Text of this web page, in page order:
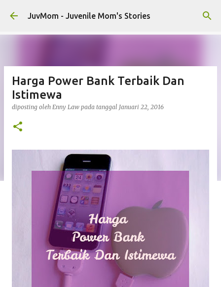
Langsung ke konten utama
JuvMom - Juvenile Mom's Stories
Harga Power Bank Terbaik Dan
Istimewa
diposting oleh Enny Law pada tanggal Januari 22, 2016